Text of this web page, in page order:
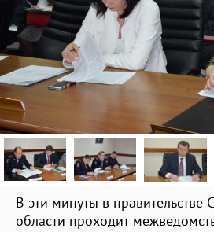
В эти минуты в правительстве
области проходит